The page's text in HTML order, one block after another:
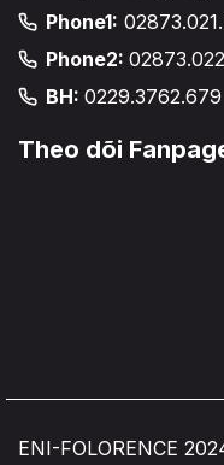
Phone1:
Phone2:
BH: 0229.3762.679
Theo dõi
ENI-FOLORENCE